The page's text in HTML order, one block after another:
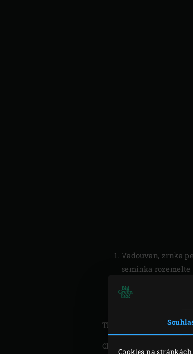
Cookies na stránkách
Vadouvan, zrnka
semínka
Smíchejte
TIP: přečtěte si blog
Chtěli byste se